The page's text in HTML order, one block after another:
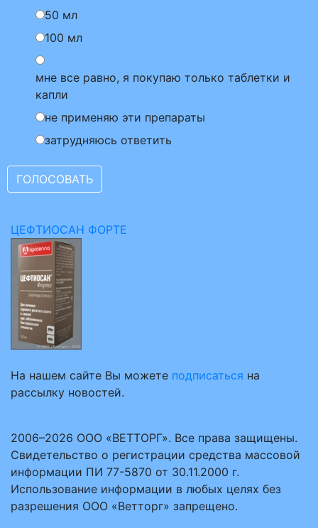
50 мл
100 мл
мне все равно, я покупаю только таблетки и
капли
не применяю эти препараты
затрудняюсь ответить
ЦЕФТИОСАН ФОРТЕ
На нашем сайте Вы можете подписаться на
рассылку новостей.
2006–2026 ООО «ВЕТТОРГ». Все права защищены.
Свидетельство о регистрации средства массовой
информации ПИ 77-5870 от 30.11.2000 г.
Использование информации в любых целях без
разрешения ООО «Ветторг» запрещено.